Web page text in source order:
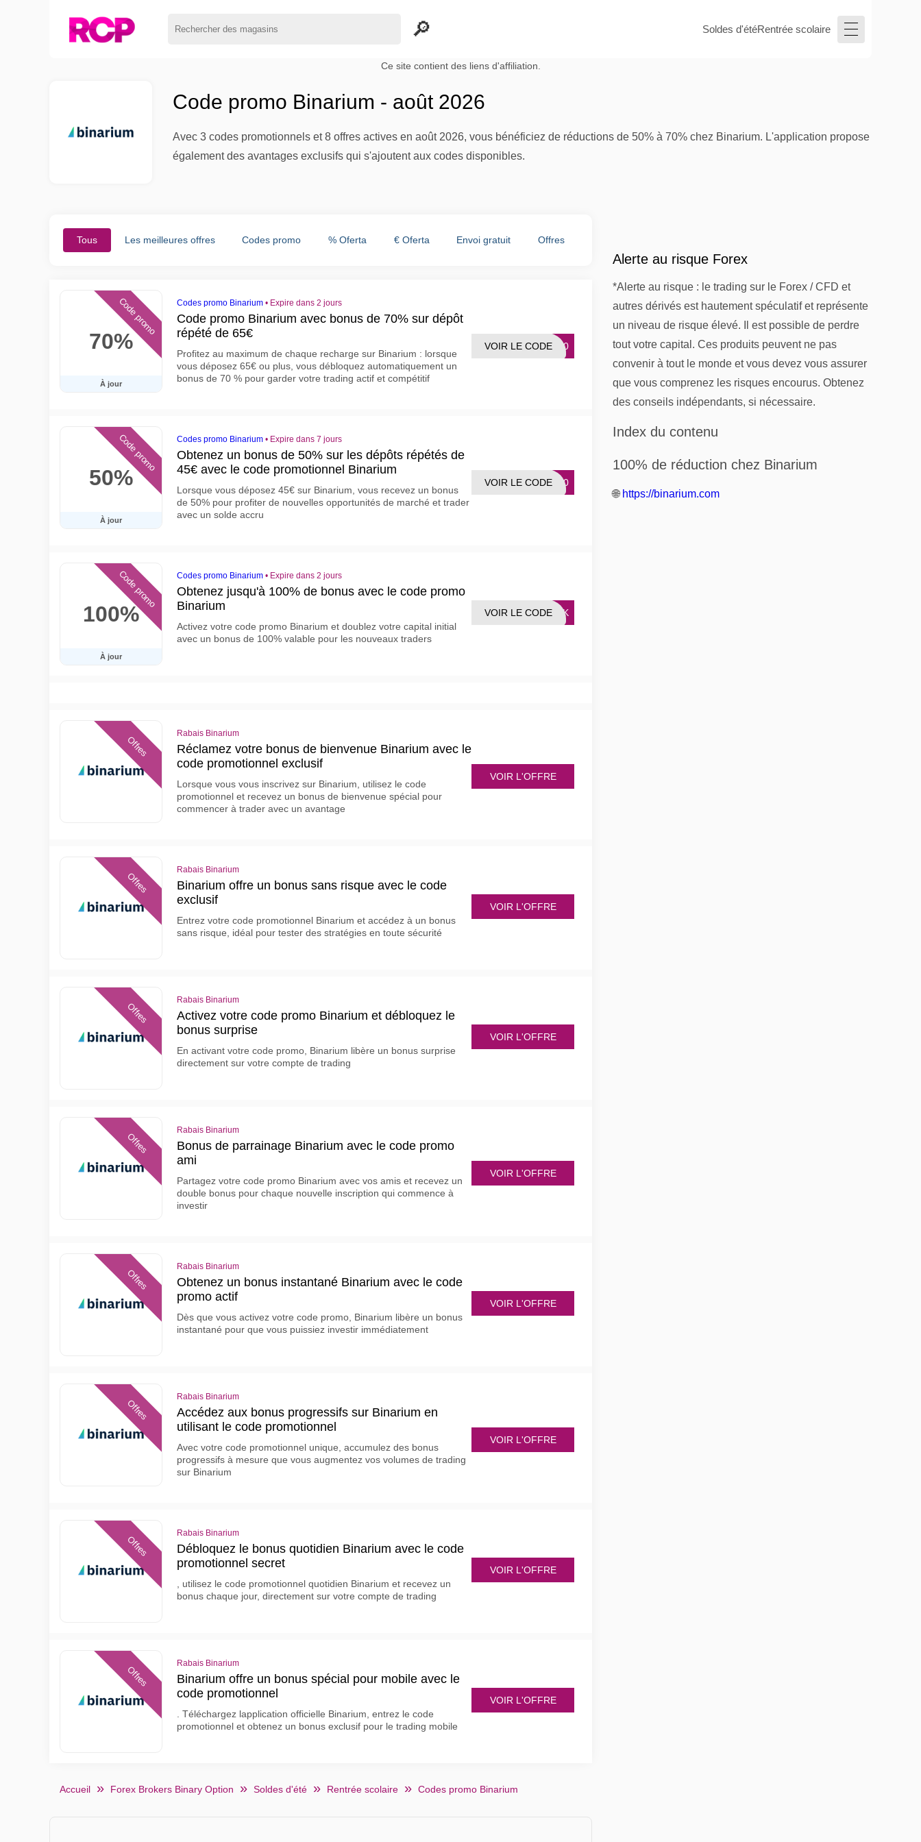
Soldes d'étéRentrée scolaire
Ce site contient des liens d'affiliation.
Code promo Binarium - août 2026
Avec 3 codes promotionnels et 8 offres actives en août 2026, vous bénéficiez de réductions de 50% à 70% chez Binarium. L'application propose
également des avantages exclusifs qui s'ajoutent aux codes disponibles.
Tous Les meilleures offres Codes promo % Oferta € Oferta Envoi gratuit Offres
70%
À jour
Code promo Codes promo Binarium • Expire dans 2 jours
Code promo Binarium avec bonus de 70% sur dépôt
répété de 65€
Profitez au maximum de chaque recharge sur Binarium : lorsque
vous déposez 65€ ou plus, vous débloquez automatiquement un
bonus de 70 % pour garder votre trading actif et compétitif
UP70
VOIR LE CODE
50%
À jour
Code promo Codes promo Binarium • Expire dans 7 jours
Obtenez un bonus de 50% sur les dépôts répétés de
45€ avec le code promotionnel Binarium
Lorsque vous déposez 45€ sur Binarium, vous recevez un bonus
de 50% pour profiter de nouvelles opportunités de marché et trader
avec un solde accru
UP50
VOIR LE CODE
100%
À jour
Code promo Codes promo Binarium • Expire dans 2 jours
Obtenez jusqu'à 100% de bonus avec le code promo
Binarium
Activez votre code promo Binarium et doublez votre capital initial
avec un bonus de 100% valable pour les nouveaux traders
LINK
VOIR LE CODE
Offres
Rabais Binarium
Réclamez votre bonus de bienvenue Binarium avec le
code promotionnel exclusif
Lorsque vous vous inscrivez sur Binarium, utilisez le code
promotionnel et recevez un bonus de bienvenue spécial pour
commencer à trader avec un avantage
VOIR L'OFFRE
Offres
Rabais Binarium
Binarium offre un bonus sans risque avec le code
exclusif
Entrez votre code promotionnel Binarium et accédez à un bonus
sans risque, idéal pour tester des stratégies en toute sécurité
VOIR L'OFFRE
Offres
Rabais Binarium
Activez votre code promo Binarium et débloquez le
bonus surprise
En activant votre code promo, Binarium libère un bonus surprise
directement sur votre compte de trading
VOIR L'OFFRE
Offres
Rabais Binarium
Bonus de parrainage Binarium avec le code promo
ami
Partagez votre code promo Binarium avec vos amis et recevez un
double bonus pour chaque nouvelle inscription qui commence à
investir
VOIR L'OFFRE
Offres
Rabais Binarium
Obtenez un bonus instantané Binarium avec le code
promo actif
Dès que vous activez votre code promo, Binarium libère un bonus
instantané pour que vous puissiez investir immédiatement
VOIR L'OFFRE
Offres
Rabais Binarium
Accédez aux bonus progressifs sur Binarium en
utilisant le code promotionnel
Avec votre code promotionnel unique, accumulez des bonus
progressifs à mesure que vous augmentez vos volumes de trading
sur Binarium
VOIR L'OFFRE
Offres
Rabais Binarium
Débloquez le bonus quotidien Binarium avec le code
promotionnel secret
, utilisez le code promotionnel quotidien Binarium et recevez un
bonus chaque jour, directement sur votre compte de trading
VOIR L'OFFRE
Offres
Rabais Binarium
Binarium offre un bonus spécial pour mobile avec le
code promotionnel
. Téléchargez lapplication officielle Binarium, entrez le code
promotionnel et obtenez un bonus exclusif pour le trading mobile
VOIR L'OFFRE
Accueil Forex Brokers Binary Option Soldes d'été Rentrée scolaire Codes promo Binarium
Alerte au risque Forex
*Alerte au risque : le trading sur le Forex / CFD et
autres dérivés est hautement spéculatif et représente
un niveau de risque élevé. Il est possible de perdre
tout votre capital. Ces produits peuvent ne pas
convenir à tout le monde et vous devez vous assurer
que vous comprenez les risques encourus. Obtenez
des conseils indépendants, si nécessaire.
Index du contenu
100% de réduction chez Binarium
🌐 https://binarium.com